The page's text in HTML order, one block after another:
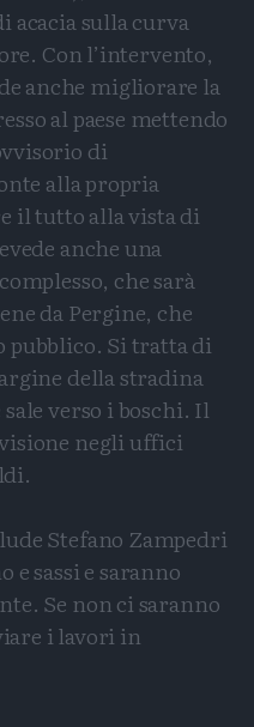
acacia sulla curva
Con l’intervento,
anche migliorare la
al paese mettendo
di
alla propria
il tutto alla vista di
anche una
che sarà
da Pergine, che
pubblico. Si tratta di
della stradina
verso i boschi. Il
negli uffici
Stefano Zampedri
e sassi e saranno
Se non ci saranno
i lavori in